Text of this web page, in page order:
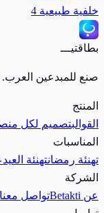
خلفية طبيعية 4
بطاقتيـــ
صنع للمبدعين العرب.
المنتج
القوالبتصميم لكل
المناسبات
تهنئة رمضانتهنئة العيد
الشركة
عن Betakti
تواصل معنا